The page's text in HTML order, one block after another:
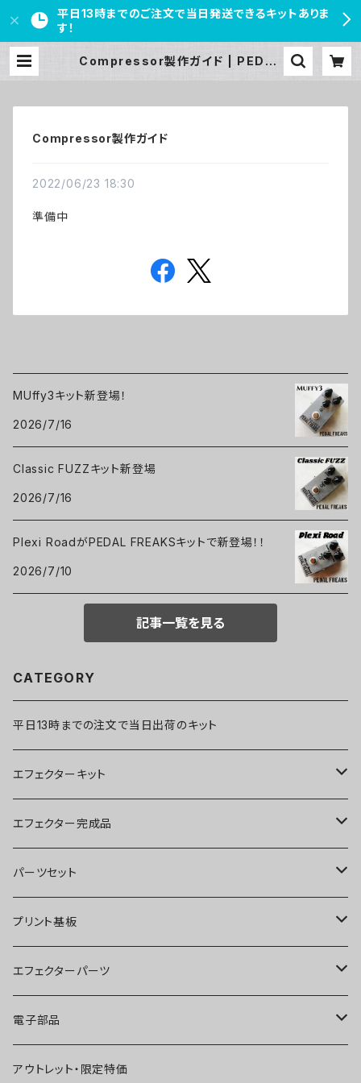
平日13時までのご注文で当日発送できるキットありま
す！
Compressor製作ガイド | PEDAL
Compressor製作ガイド
2022/06/23 18:30
準備中
MUffy3キット新登場！
2026/7/16
Classic FUZZキット新登場
2026/7/16
Plexi RoadがPEDAL FREAKSキットで新登場！！
2026/7/10
記事一覧を見る
CATEGORY
平日13時までの注文で当日出荷のキット
エフェクターキット
ブースター
オーバードライブ
ディストーション
ファズ
プリアンプ
空間系
エフェクター完成品
ブースター
オーバードライブ
ディストーション
ファズ
空間系
パーツセット
ブースター
オーバードライブ
ディストーション
ファズ
プリント基板
オーバードライブ
ディストーション
ファズ
エフェクターパーツ
スイッチ
ジャック
電子部品
IC
アウトレット・限定特価